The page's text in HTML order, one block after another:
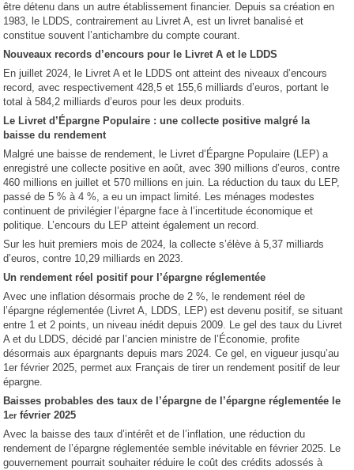
être détenu dans un autre établissement financier. Depuis sa création en
1983, le LDDS, contrairement au Livret A, est un livret banalisé et
constitue souvent l’antichambre du compte courant.
Nouveaux records d’encours pour le Livret A et le LDDS
En juillet 2024, le Livret A et le LDDS ont atteint des niveaux d’encours
record, avec respectivement 428,5 et 155,6 milliards d’euros, portant le
total à 584,2 milliards d’euros pour les deux produits.
Le Livret d’Épargne Populaire : une collecte positive malgré la
baisse du rendement
Malgré une baisse de rendement, le Livret d’Épargne Populaire (LEP) a
enregistré une collecte positive en août, avec 390 millions d’euros, contre
460 millions en juillet et 570 millions en juin. La réduction du taux du LEP,
passé de 5 % à 4 %, a eu un impact limité. Les ménages modestes
continuent de privilégier l’épargne face à l’incertitude économique et
politique. L’encours du LEP atteint également un record.
Sur les huit premiers mois de 2024, la collecte s’élève à 5,37 milliards
d’euros, contre 10,29 milliards en 2023.
Un rendement réel positif pour l’épargne réglementée
Avec une inflation désormais proche de 2 %, le rendement réel de
l’épargne réglementée (Livret A, LDDS, LEP) est devenu positif, se situant
entre 1 et 2 points, un niveau inédit depuis 2009. Le gel des taux du Livret
A et du LDDS, décidé par l’ancien ministre de l’Économie, profite
désormais aux épargnants depuis mars 2024. Ce gel, en vigueur jusqu’au
1er février 2025, permet aux Français de tirer un rendement positif de leur
épargne.
Baisses probables des taux de l’épargne de l’épargne réglementée le
1er février 2025
Avec la baisse des taux d’intérêt et de l’inflation, une réduction du
rendement de l’épargne réglementée semble inévitable en février 2025. Le
gouvernement pourrait souhaiter réduire le coût des crédits adossés à